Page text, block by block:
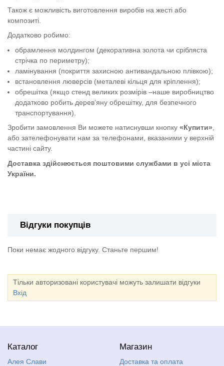
Також є можливість виготовлення виробів на жесті або
композиті.
Додатково робимо:
обрамлення молдингом (декоративна золота чи срібляста
стрічка по периметру);
ламінування (покриття захисною антивандальною плівкою);
встановлення люверсів (металеві кільця для кріплення);
обрешітка (якщо стенд великих розмірів –наше виробництво
додатково робить дерев’яну обрешітку, для безпечного
транспортування).
Зробити замовлення Ви можете натиснувши кнопку «Купити»
або зателефонувати нам за телефонами, вказаними у верхній
частині сайту.
Доставка здійснюється поштовими службами в усі міста
України.
Відгуки покупців
Поки немає жодного відгуку. Станьте першим!
Тільки авторизовані користувачі можуть залишати відгуки
Вхід
Каталог
Алея Слави
Магазин
Доставка та оплата